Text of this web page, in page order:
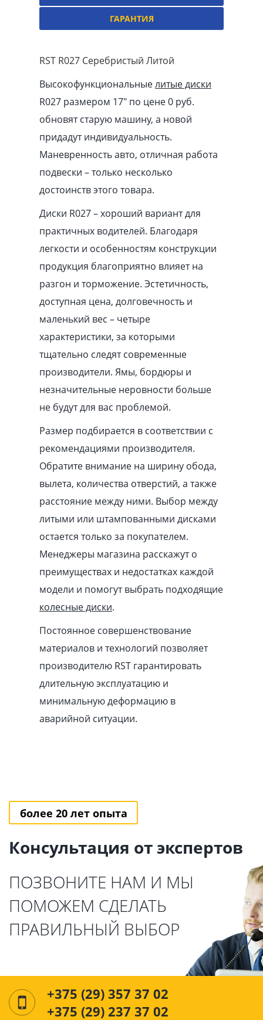
ГАРАНТИЯ
RST R027 Серебристый Литой
Высокофункциональныелитые диски
R027 размером 17″ по цене 0 руб.
обновят старую машину, а новой
придадут индивидуальность.
Маневренность авто, отличная работа
подвески – только несколько
достоинств этого товара.
Диски R027 – хороший вариант для
практичных водителей. Благодаря
легкости и особенностям конструкции
продукция благоприятно влияет на
разгон и торможение. Эстетичность,
доступная цена, долговечность и
маленький вес – четыре
характеристики, за которыми
тщательно следят современные
производители. Ямы, бордюры и
незначительные неровности больше
не будут для вас проблемой.
Размер подбирается в соответствии с
рекомендациями производителя.
Обратите внимание на ширину обода,
вылета, количества отверстий, а также
расстояние между ними. Выбор между
литыми или штампованными дисками
остается только за покупателем.
Менеджеры магазина расскажут о
преимуществах и недостатках каждой
модели и помогут выбрать подходящие
колесные диски.
Постоянное совершенствование
материалов и технологий позволяет
производителю RST гарантировать
длительную эксплуатацию и
минимальную деформацию в
аварийной ситуации.
более 20 лет опыта
Консультация от экспертов
ПОЗВОНИТЕ НАМ И МЫ
ПОМОЖЕМ СДЕЛАТЬ
ПРАВИЛЬНЫЙ ВЫБОР
+375 (29) 357 37 02
+375 (29) 237 37 02